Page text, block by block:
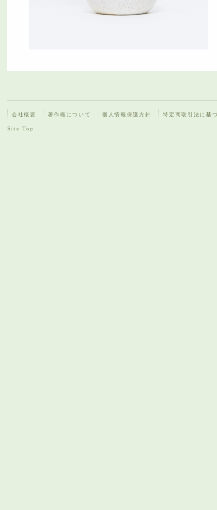
会社概要 著作権について 個人情報保護方針 特定商取引法に基
Site Top